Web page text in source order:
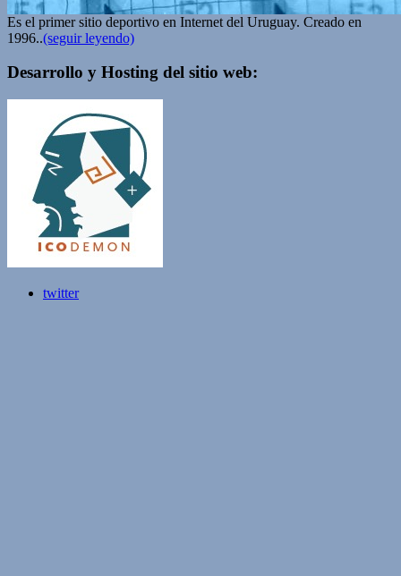
Es el primer sitio deportivo en Internet del Uruguay. Creado en
1996..(seguir leyendo)
Desarrollo y Hosting del sitio web:
twitter